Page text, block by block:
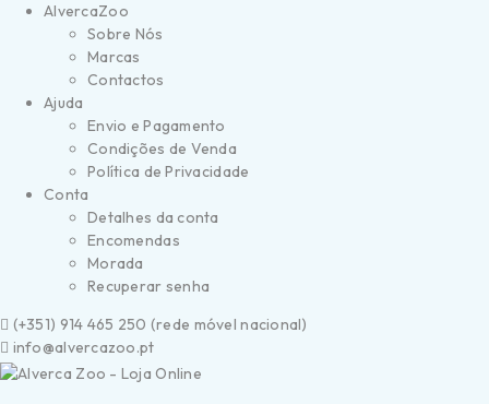
AlvercaZoo
Sobre Nós
Marcas
Contactos
Ajuda
Envio e Pagamento
Condições de Venda
Política de Privacidade
Conta
Detalhes da conta
Encomendas
Morada
Recuperar senha
(+351) 914 465 250 (rede móvel nacional)
info@alvercazoo.pt